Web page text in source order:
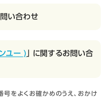
問い合わせ
ユー ) 」 に関するお問い合
をよくお確かめのうえ、おかけ